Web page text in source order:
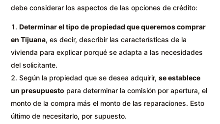
debe considerar los aspectos de las opciones de crédito:
Determinar el tipo de propiedad que queremos comprar
en Tijuana, es decir, describir las características de la
vivienda para explicar porqué se adapta a las necesidades
del solicitante.
Según la propiedad que se desea adquirir,se establece
un presupuesto para determinar la comisión por apertura, el
monto de la compra más el monto de las reparaciones. Esto
último de necesitarlo, por supuesto.